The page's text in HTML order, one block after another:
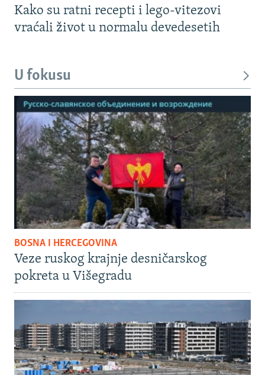
Kako su ratni recepti i lego-vitezovi
vraćali život u normalu devedesetih
U fokusu
BOSNA I HERCEGOVINA
Veze ruskog krajnje desničarskog
pokreta u Višegradu